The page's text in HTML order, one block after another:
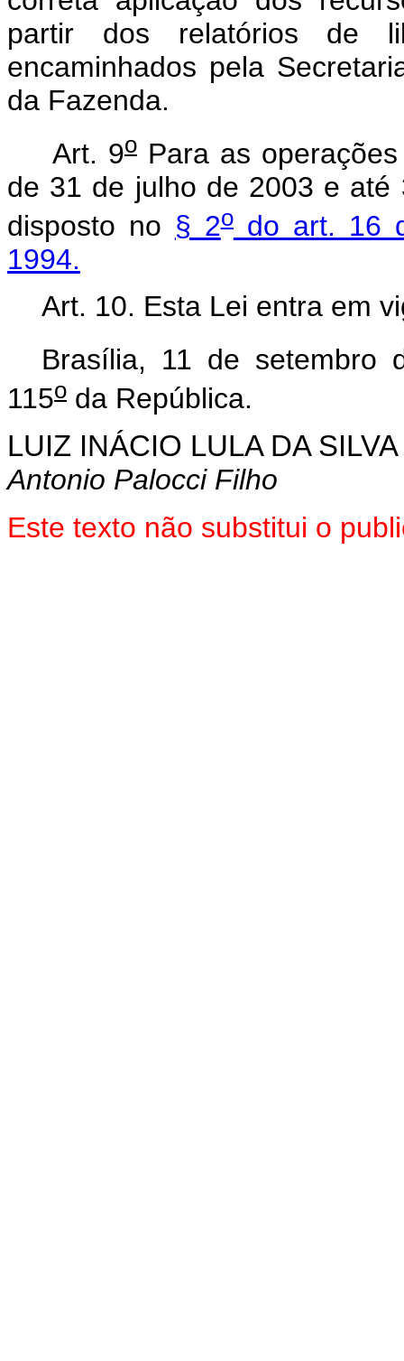
partir dos relatórios de
encaminhados pela
da Fazenda.
Art. 9o Para as
de 31 de julho de 2003 e
disposto no § 2odo art. 16
1994.
Art. 10. Esta Lei entra em
Brasília, 11 de setembro
115o da República.
LUIZ INÁCIO LULA DA SILVA
Antonio Palocci Filho
Este texto não substitui o